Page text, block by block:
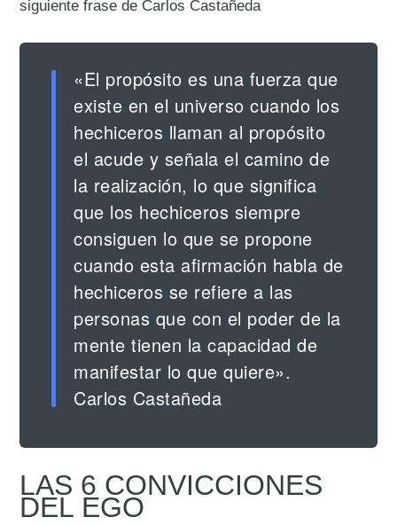
siguiente frase de Carlos Castañeda
«El propósito es una fuerza que
existe en el universo cuando los
hechiceros llaman al propósito
el acude y señala el camino de
la realización, lo que significa
que los hechiceros siempre
consiguen lo que se propone
cuando esta afirmación habla de
hechiceros se refiere a las
personas que con el poder de la
mente tienen la capacidad de
manifestar lo que quiere».
Carlos Castañeda
LAS 6 CONVICCIONES
DEL EGO